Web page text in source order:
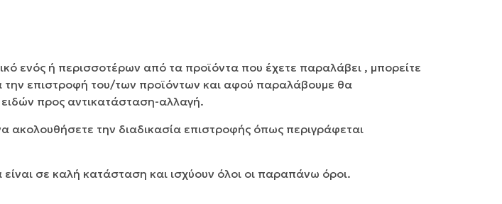
ενός ή περισσοτέρων από τα προϊόντα που έχετε παραλάβει , μπορείτε
επιστροφή του/των προϊόντων και αφού παραλάβουμε θα
ειδών προς αντικατάσταση-αλλαγή.
ακολουθήσετε την διαδικασία επιστροφής όπως περιγράφεται
σε καλή κατάσταση και ισχύουν όλοι οι παραπάνω όροι.